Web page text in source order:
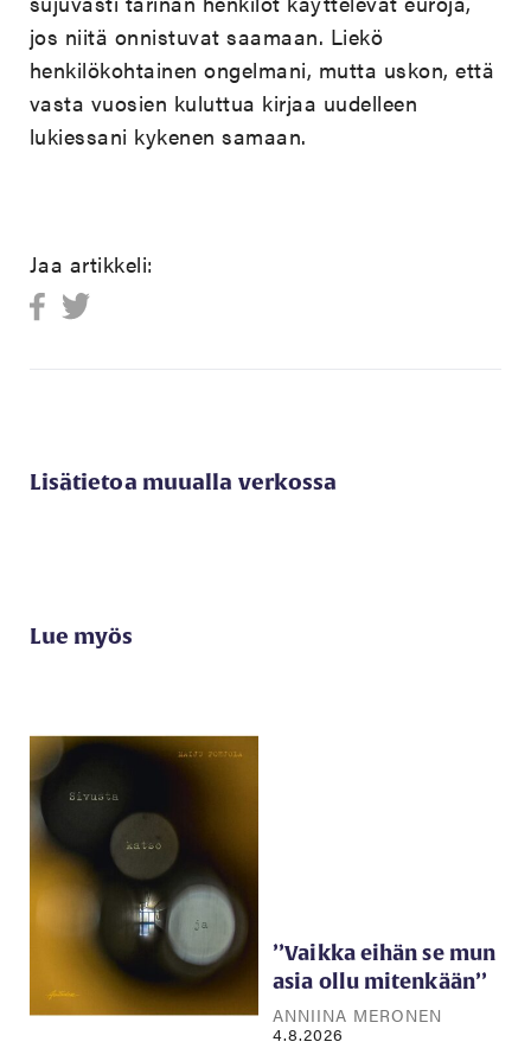
jos niitä onnistuvat saamaan. Liekö
henkilökohtainen ongelmani, mutta uskon, että
vasta vuosien kuluttua kirjaa uudelleen
lukiessani kykenen samaan.
Jaa artikkeli:
Lisätietoa muualla verkossa
Lue myös
’’Vaikka eihän se mun
asia ollu mitenkään’’
ANNIINA MERONEN
4.8.2026